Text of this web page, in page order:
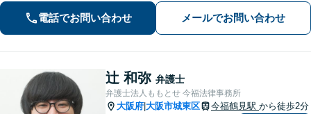
丁寧なヒアリングできめ細やかにサポ
ート「刑事事件：執行猶予判決を得た
経験多数」示談交渉はお任せ！
電話でお問い合わせ メールでお問い合わせ
辻 和弥 弁護士
弁護士法人ももとせ 今福法律事務所
大阪府 大阪市城東区 今福鶴見駅 から徒歩2分